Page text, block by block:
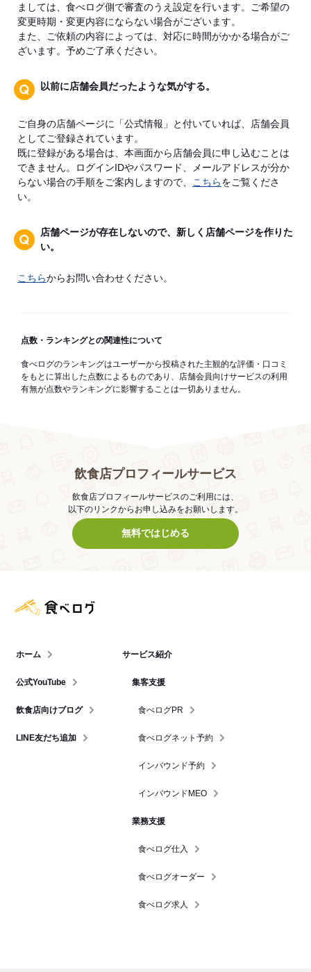
ましては、食べログ側で審査のうえ設定を行います。ご希望の
変更時期・変更内容にならない場合がございます。
また、ご依頼の内容によっては、対応に時間がかかる場合がご
ざいます。予めご了承ください。
以前に店舗会員だったような気がする。
ご自身の店舗ページに「公式情報」と付いていれば、店舗会員
としてご登録されています。
既に登録がある場合は、本画面から店舗会員に申し込むことは
できません。ログインIDやパスワード、メールアドレスが分か
らない場合の手順をご案内しますので、
こちらをご覧くださ
い。
店舗ページが存在しないので、新しく店舗ページを作りた
い。
こちらからお問い合わせください。
点数・ランキングとの関連性について
食べログのランキングはユーザーから投稿された主観的な評価・口コミ
をもとに算出した点数によるものであり、店舗会員向けサービスの利用
有無が点数やランキングに影響することは一切ありません。
飲食店プロフィールサービス
飲食店プロフィールサービスのご利用には、
以下のリンクからお申し込みをお願いします。
無料ではじめる
ホーム
公式YouTube
飲食店向けブログ
LINE友だち追加
サービス紹介
集客支援
食べログPR
食べログネット予約
インバウンド予約
インバウンドMEO
業務支援
食べログ仕入
食べログオーダー
食べログ求人